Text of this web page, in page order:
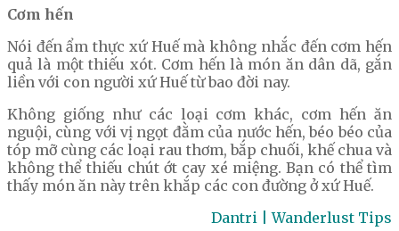
Cơm hến
Nói đến ẩm thực xứ Huế mà không nhắc đến cơm hến
quả là một thiếu xót. Cơm hến là món ăn dân dã, gắn
liền với con người xứ Huế từ bao đời nay.
Không giống như các loại cơm khác, cơm hến ăn
nguội, cùng với vị ngọt đằm của nước hến, béo béo của
tóp mỡ cùng các loại rau thơm, bắp chuối, khế chua và
không thể thiếu chút ớt cay xé miệng. Bạn có thể tìm
thấy món ăn này trên khắp các con đường ở xứ Huế.
Dantri | Wanderlust Tips